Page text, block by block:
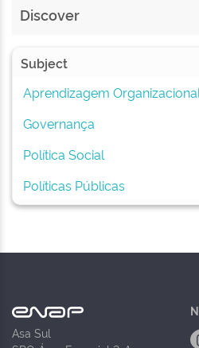
Discover
Subject
Aprendizagem Organizacional
Governança
Política Social
Políticas Públicas
Asa Sul